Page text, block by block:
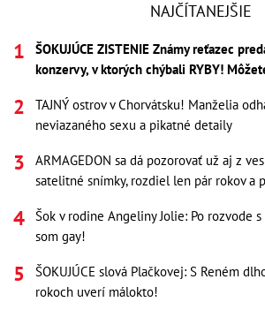
NAJČÍTANEJŠIE
ŠOKUJÚCE ZISTENIE Známy reťazec
konzervy, v ktorých chýbali RYBY!
TAJNÝ ostrov v Chorvátsku! Manželia
neviazaného sexu a pikatné detaily
ARMAGEDON sa dá pozorovať už aj z
satelitné snímky, rozdiel len pár rokov a
Šok v rodine Angeliny Jolie: Po rozvode
som gay!
ŠOKUJÚCE slová Plačkovej: S Reném
rokoch uverí málokto!